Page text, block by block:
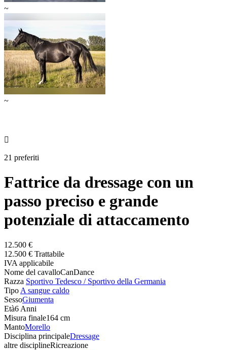
~
~

21 preferiti
Fattrice da dressage con un
passo preciso e grande
potenziale di attaccamento
12.500 €
12.500 € Trattabile
IVA applicabile
Nome del cavalloCanDance
Razza Sportivo Tedesco / Sportivo della Germania
Tipo A sangue caldo
SessoGiumenta
Età6 Anni
Misura finale164 cm
MantoMorello
Disciplina principaleDressage
altre disciplineRicreazione